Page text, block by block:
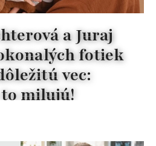
a Juraj
fotiek
vec:
to milujú!